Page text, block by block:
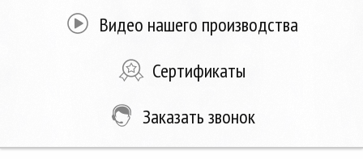
Видео нашего производства
Сертификаты
Заказать звонок